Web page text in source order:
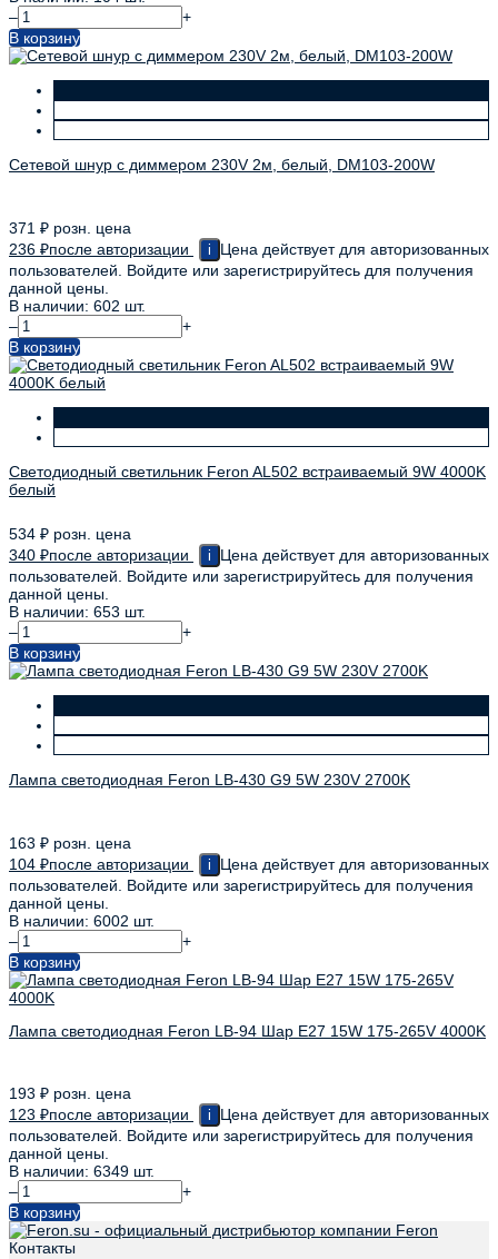
–
+
В корзину
Сетевой шнур с диммером 230V 2м, белый, DM103-200W
371 ₽ розн. цена
236 ₽после авторизации i
Цена действует для авторизованных
пользователей. Войдите или зарегистрируйтесь для получения
данной цены.
В наличии: 602 шт.
–
+
В корзину
Светодиодный светильник Feron AL502 встраиваемый 9W 4000K
белый
534 ₽ розн. цена
340 ₽после авторизации i
Цена действует для авторизованных
пользователей. Войдите или зарегистрируйтесь для получения
данной цены.
В наличии: 653 шт.
–
+
В корзину
Лампа светодиодная Feron LB-430 G9 5W 230V 2700K
163 ₽ розн. цена
104 ₽после авторизации i
Цена действует для авторизованных
пользователей. Войдите или зарегистрируйтесь для получения
данной цены.
В наличии: 6002 шт.
–
+
В корзину
Лампа светодиодная Feron LB-94 Шар E27 15W 175-265V 4000K
193 ₽ розн. цена
123 ₽после авторизации i
Цена действует для авторизованных
пользователей. Войдите или зарегистрируйтесь для получения
данной цены.
В наличии: 6349 шт.
–
+
В корзину
Контакты